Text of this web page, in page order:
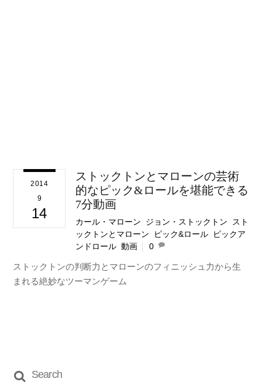
2014
9
14
ストックトンとマローンの芸術
的なピック&ロールを堪能できる
7分動画
カール・マローン ジョン・ストックトン
スト
ックトンとマローン
ピック&ロール
ピックア
ンドロール ,動画 0
ストックトンの判断力とマローンのフィニッシュ力から生
まれる絶妙なツーマンゲーム